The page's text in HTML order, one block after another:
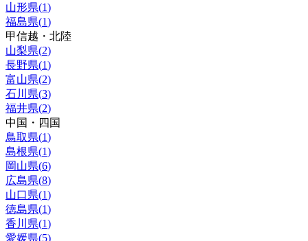
山形県(1)
福島県(1)
甲信越・北陸
山梨県(2)
長野県(1)
富山県(2)
石川県(3)
福井県(2)
中国・四国
鳥取県(1)
島根県(1)
岡山県(6)
広島県(8)
山口県(1)
徳島県(1)
香川県(1)
愛媛県(5)